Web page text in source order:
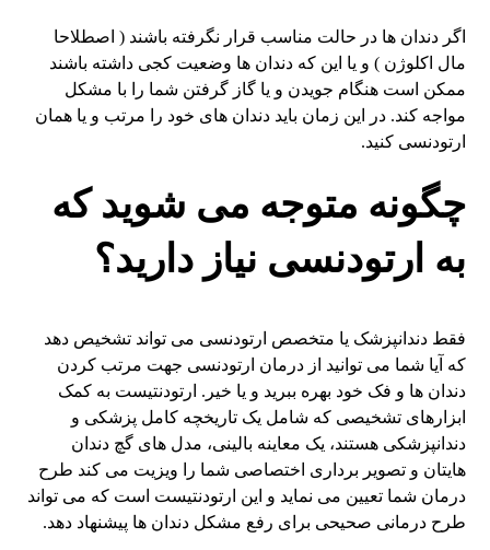
اگر دندان ها در حالت مناسب قرار نگرفته باشند ( اصطلاحا
مال اکلوژن ) و یا این که دندان ها وضعیت کجی داشته باشند
ممکن است هنگام جویدن و یا گاز گرفتن شما را با مشکل
مواجه کند. در این زمان باید دندان های خود را مرتب و یا همان
ارتودنسی کنید.
چگونه متوجه می شوید که
به ارتودنسی نیاز دارید؟
فقط دندانپزشک یا متخصص ارتودنسی می تواند تشخیص دهد
که آیا شما می توانید از درمان ارتودنسی جهت مرتب کردن
دندان ها و فک خود بهره ببرید و یا خیر. ارتودنتیست به کمک
ابزارهای تشخیصی که شامل یک تاریخچه کامل پزشکی و
دندانپزشکی هستند، یک معاینه بالینی، مدل های گچ دندان
هایتان و تصویر برداری اختصاصی شما را ویزیت می کند طرح
درمان شما تعیین می نماید و این ارتودنتیست است که می تواند
طرح درمانی صحیحی برای رفع مشکل دندان ها پیشنهاد دهد.